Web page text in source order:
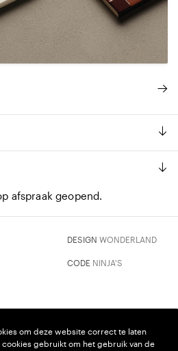
afspraak geopend.
DESIGN WONDERLAND
CODE NINJA'S
om deze website correct te laten
gebruikt om het gebruik van de